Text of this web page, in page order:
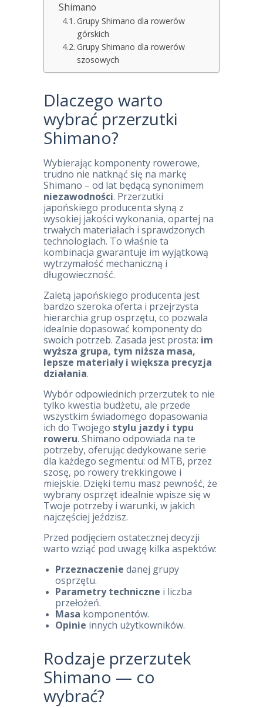
Shimano
Grupy Shimano dla rowerów
górskich
Grupy Shimano dla rowerów
szosowych
Dlaczego warto
wybrać przerzutki
Shimano?
Wybierając komponenty rowerowe,
trudno nie natknąć się na markę
Shimano – od lat będącą synonimem
niezawodności. Przerzutki
japońskiego producenta słyną z
wysokiej jakości wykonania, opartej na
trwałych materiałach i sprawdzonych
technologiach. To właśnie ta
kombinacja gwarantuje im wyjątkową
wytrzymałość mechaniczną i
długowieczność.
Zaletą japońskiego producenta jest
bardzo szeroka oferta i przejrzysta
hierarchia grup osprzętu, co pozwala
idealnie dopasować komponenty do
swoich potrzeb. Zasada jest prosta: im
wyższa grupa, tym niższa masa,
lepsze materiały i większa precyzja
działania.
Wybór odpowiednich przerzutek to nie
tylko kwestia budżetu, ale przede
wszystkim świadomego dopasowania
ich do Twojego stylu jazdy i typu
roweru. Shimano odpowiada na te
potrzeby, oferując dedykowane serie
dla każdego segmentu: od MTB, przez
szosę, po rowery trekkingowe i
miejskie. Dzięki temu masz pewność, że
wybrany osprzęt idealnie wpisze się w
Twoje potrzeby i warunki, w jakich
najczęściej jeździsz.
Przed podjęciem ostatecznej decyzji
warto wziąć pod uwagę kilka aspektów:
Przeznaczenie danej grupy
osprzętu.
Parametry techniczne i liczba
przełożeń.
Masa komponentów.
Opinie innych użytkowników.
Rodzaje przerzutek
Shimano — co
wybrać?